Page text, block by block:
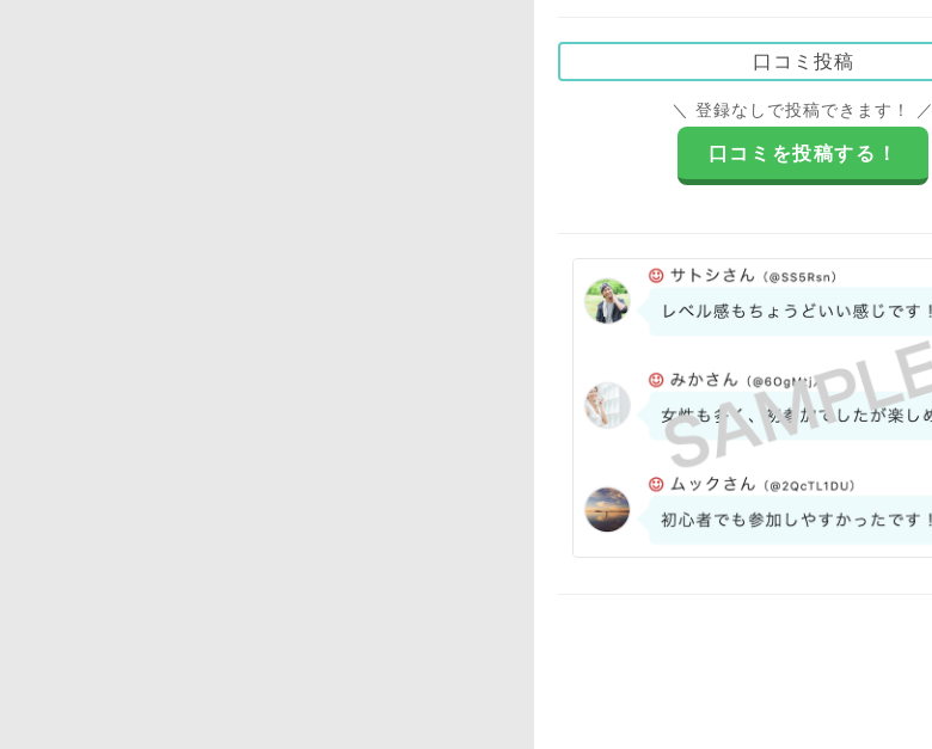
口コミ投稿
＼ 登録なしで投稿できます！ ／
口コミを投稿する！